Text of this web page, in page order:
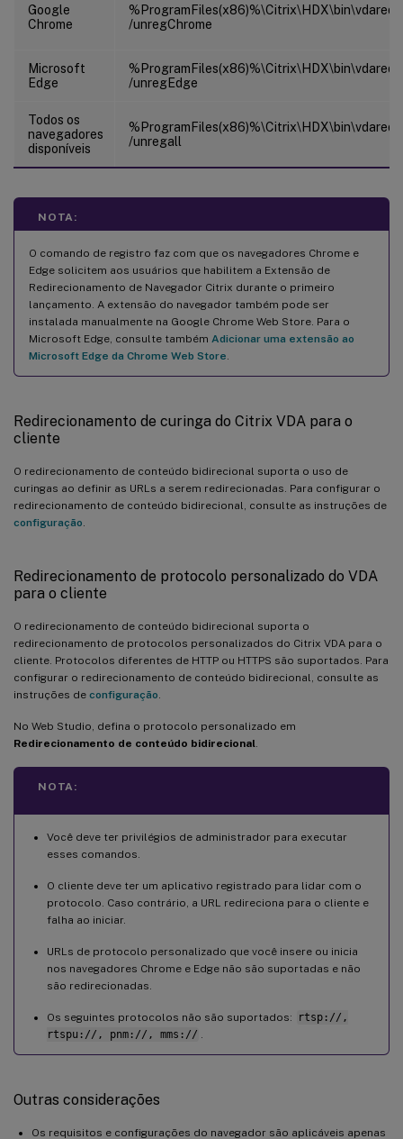
Google
Chrome
/unregChrome
Microsoft
Edge
/unregEdge
Todos os
navegadores
disponíveis
/unregall
NOTA:
O comando de registro faz com que os navegadores Chrome e
Edge solicitem aos usuários que habilitem a Extensão de
Redirecionamento de Navegador Citrix durante o primeiro
lançamento. A extensão do navegador também pode ser
instalada manualmente na Google Chrome Web Store. Para o
Microsoft Edge, consulte também Adicionar uma extensão ao
Microsoft Edge da Chrome Web Store
Redirecionamento de curinga do Citrix VDA para o
cliente
O redirecionamento de conteúdo bidirecional suporta o uso de
curingas ao definir as URLs a serem redirecionadas. Para configurar o
redirecionamento de conteúdo bidirecional, consulte as instruções de
configuração
Redirecionamento de protocolo personalizado do VDA
para o cliente
O redirecionamento de conteúdo bidirecional suporta o
redirecionamento de protocolos personalizados do Citrix VDA para o
cliente. Protocolos diferentes de HTTP ou HTTPS são suportados. Para
configurar o redirecionamento de conteúdo bidirecional, consulte as
instruções de configuração
No Web Studio, defina o protocolo personalizado em
Redirecionamento de conteúdo bidirecional
NOTA:
Você deve ter privilégios de administrador para executar
esses comandos.
O cliente deve ter um aplicativo registrado para lidar com o
protocolo. Caso contrário, a URL redireciona para o cliente e
falha ao iniciar.
URLs de protocolo personalizado que você insere ou inicia
nos navegadores Chrome e Edge não são suportadas e não
são redirecionadas.
Os seguintes protocolos não são suportados:
rtsp://,
rtspu://, pnm://, mms://
Outras considerações
Os requisitos e configurações do navegador são aplicáveis apenas